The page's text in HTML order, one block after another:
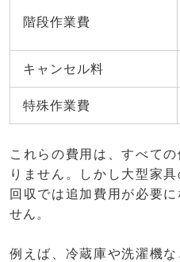
階段作業費
キャンセル料
特殊作業費
これらの費用は、すべて
りません。しかし大型家
回収では追加費用が必要
せん。
例えば、冷蔵庫や洗濯機